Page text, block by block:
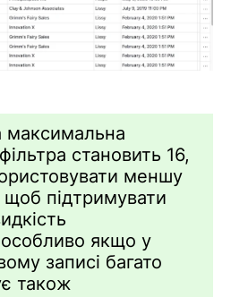
максимальна
становить 16,
меншу
щоб підтримувати
якщо у
записі багато
також